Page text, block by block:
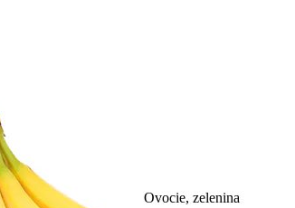
Ovocie, zelenina